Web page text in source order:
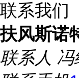
联系我们
扶风斯诺
联系人 冯